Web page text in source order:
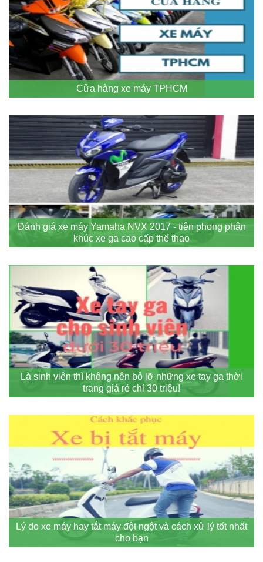
Cửa hàng xe máy TPHCM
Đánh giá xe máy Yamaha NVX 2017 - tiên phong phân
khúc xe ga cao cấp thể thao
Là sinh viên thì không nên bỏ lỡ những xe tay ga thời
trang giá rẻ chỉ 30 triệu!
Lý do xe máy hay tắt máy đột ngột và cách xử lý tốt nhất
cho bạn